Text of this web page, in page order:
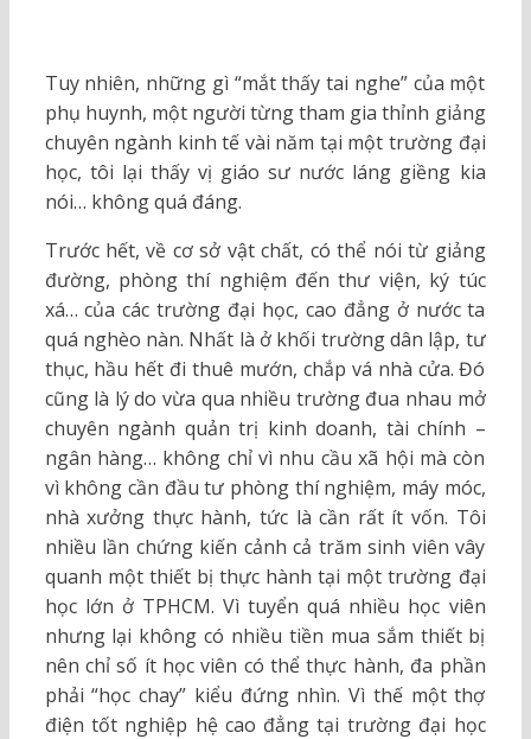
Tuy nhiên, những gì “mắt thấy tai nghe” của một
phụ huynh, một người từng tham gia thỉnh giảng
chuyên ngành kinh tế vài năm tại một trường đại
học, tôi lại thấy vị giáo sư nước láng giềng kia
nói… không quá đáng.
Trước hết, về cơ sở vật chất, có thể nói từ giảng
đường, phòng thí nghiệm đến thư viện, ký túc
xá… của các trường đại học, cao đẳng ở nước ta
quá nghèo nàn. Nhất là ở khối trường dân lập, tư
thục, hầu hết đi thuê mướn, chắp vá nhà cửa. Đó
cũng là lý do vừa qua nhiều trường đua nhau mở
chuyên ngành quản trị kinh doanh, tài chính –
ngân hàng… không chỉ vì nhu cầu xã hội mà còn
vì không cần đầu tư phòng thí nghiệm, máy móc,
nhà xưởng thực hành, tức là cần rất ít vốn. Tôi
nhiều lần chứng kiến cảnh cả trăm sinh viên vây
quanh một thiết bị thực hành tại một trường đại
học lớn ở TPHCM. Vì tuyển quá nhiều học viên
nhưng lại không có nhiều tiền mua sắm thiết bị
nên chỉ số ít học viên có thể thực hành, đa phần
phải “học chay” kiểu đứng nhìn. Vì thế một thợ
điện tốt nghiệp hệ cao đẳng tại trường đại học